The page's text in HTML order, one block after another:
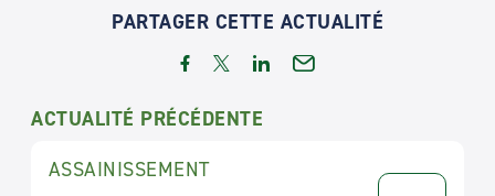
PARTAGER CETTE ACTUALITÉ
ACTUALITÉ PRÉCÉDENTE
ASSAINISSEMENT